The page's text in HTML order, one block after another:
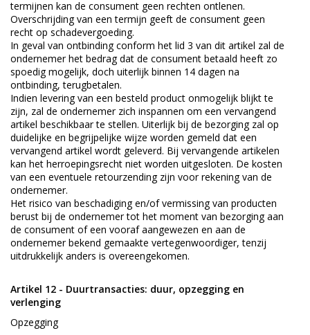
termijnen kan de consument geen rechten ontlenen.
Overschrijding van een termijn geeft de consument geen
recht op schadevergoeding.
In geval van ontbinding conform het lid 3 van dit artikel zal de
ondernemer het bedrag dat de consument betaald heeft zo
spoedig mogelijk, doch uiterlijk binnen 14 dagen na
ontbinding, terugbetalen.
Indien levering van een besteld product onmogelijk blijkt te
zijn, zal de ondernemer zich inspannen om een vervangend
artikel beschikbaar te stellen. Uiterlijk bij de bezorging zal op
duidelijke en begrijpelijke wijze worden gemeld dat een
vervangend artikel wordt geleverd. Bij vervangende artikelen
kan het herroepingsrecht niet worden uitgesloten. De kosten
van een eventuele retourzending zijn voor rekening van de
ondernemer.
Het risico van beschadiging en/of vermissing van producten
berust bij de ondernemer tot het moment van bezorging aan
de consument of een vooraf aangewezen en aan de
ondernemer bekend gemaakte vertegenwoordiger, tenzij
uitdrukkelijk anders is overeengekomen.
Artikel 12 - Duurtransacties: duur, opzegging en
verlenging
Opzegging